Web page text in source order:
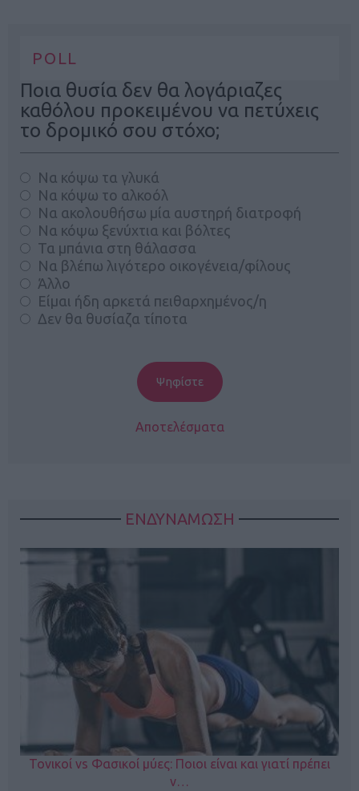
POLL
Ποια θυσία δεν θα λογάριαζες
καθόλου προκειμένου να πετύχεις
το δρομικό σου στόχο;
Να κόψω τα γλυκά
Να κόψω το αλκοόλ
Να ακολουθήσω μία αυστηρή διατροφή
Να κόψω ξενύχτια και βόλτες
Τα μπάνια στη θάλασσα
Να βλέπω λιγότερο οικογένεια/φίλους
Άλλο
Είμαι ήδη αρκετά πειθαρχημένος/η
Δεν θα θυσίαζα τίποτα
Αποτελέσματα
ΕΝΔΥΝΑΜΩΣΗ
Τονικοί vs Φασικοί μύες: Ποιοι είναι και γιατί πρέπει
ν…